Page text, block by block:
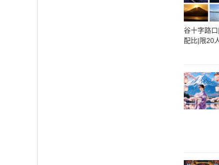
谷十字路
配比|限20